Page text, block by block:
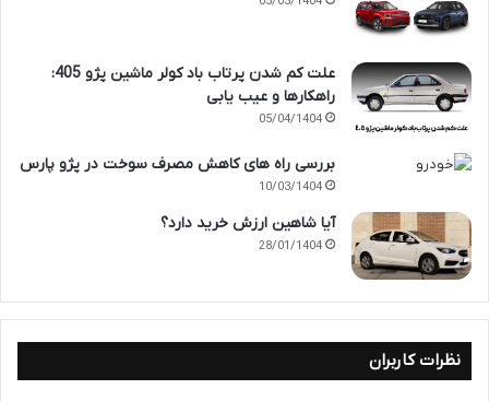
علت کم شدن پرتاب باد کولر ماشین پژو 405:
راهکارها و عیب یابی
05/04/1404
بررسی راه های کاهش مصرف سوخت در پژو پارس
10/03/1404
آیا شاهین ارزش خرید دارد؟
28/01/1404
نظرات کاربران